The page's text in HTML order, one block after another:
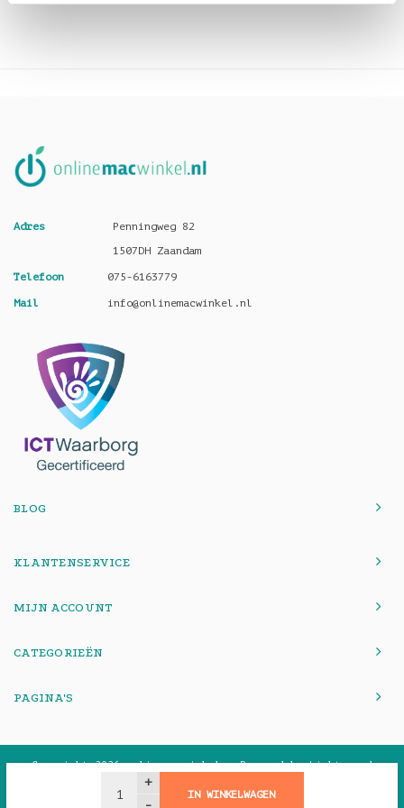
+
-
IN WINKELWAGEN
Adres
Penningweg 82
1507DH Zaandam
Telefoon 075-6163779
Mail info@onlinemacwinkel.nl
BLOG
KLANTENSERVICE
MIJN ACCOUNT
CATEGORIEËN
PAGINA'S
© Copyright 2026 onlinemacwinkel - Powered byLightspeed-
Theme by